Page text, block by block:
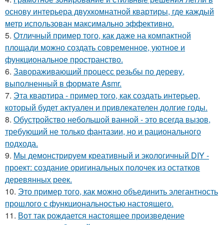
основу интерьера двухкомнатной квартиры, где каждый
метр использован максимально эффективно.
5. Отличный пример того, как даже на компактной
площади можно создать современное, уютное и
функциональное пространство.
6. Завораживающий процесс резьбы по дереву,
выполненный в формате Asmr.
7. Эта квартира - пример того, как создать интерьер,
который будет актуален и привлекателен долгие годы.
8. Обустройство небольшой ванной - это всегда вызов,
требующий не только фантазии, но и рационального
подхода.
9. Мы демонстрируем креативный и экологичный DIY -
проект: создание оригинальных полочек из остатков
деревянных реек.
10. Это пример того, как можно объединить элегантность
прошлого с функциональностью настоящего.
11. Вот так рождается настоящее произведение